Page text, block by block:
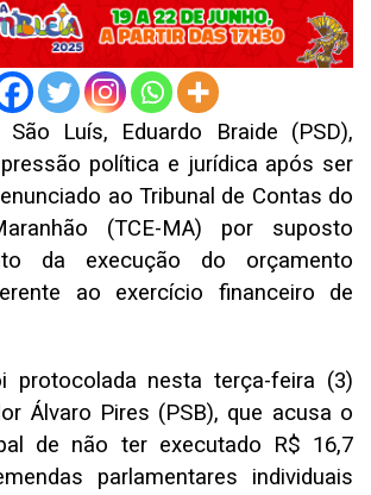
Luís, Eduardo Braide (PSD),
política e jurídica após ser
ao Tribunal de Contas do
(TCE-MA) por suposto
da execução do orçamento
ao exercício financeiro de
protocolada nesta terça-feira (3)
Álvaro Pires (PSB), que acusa o
de não ter executado R$ 16,7
parlamentares individuais